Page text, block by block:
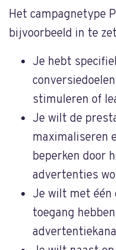
Het campagnetype
bijvoorbeeld in te
Je hebt
stimuleren of
Je wilt de
maximaliseren
beperken door
advertenties
Je wilt met één
toegang